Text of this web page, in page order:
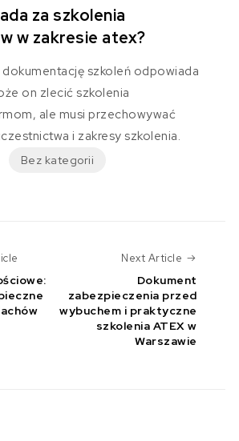
za szkolenia
w zakresie atex?
dokumentację szkoleń odpowiada
on zlecić szkolenia
ale musi przechowywać
i zakresy szkolenia.
Bez kategorii
Next Article
Dokument
zabezpieczenia przed
wybuchem i praktyczne
szkolenia ATEX w
Warszawie